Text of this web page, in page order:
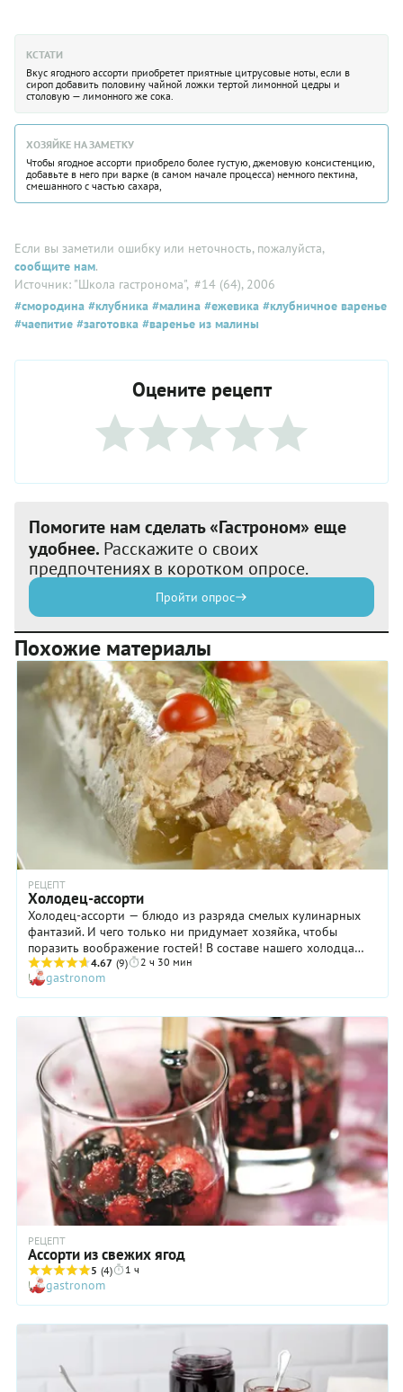
КСТАТИ
Вкус ягодного ассорти приобретет приятные цитрусовые ноты, если в
сироп добавить половину чайной ложки тертой лимонной цедры и
столовую — лимонного же сока.
ХОЗЯЙКЕ НА ЗАМЕТКУ
Чтобы ягодное ассорти приобрело более густую, джемовую консистенцию,
добавьте в него при варке (в самом начале процесса) немного пектина,
смешанного с частью сахара,
Если вы заметили ошибку или неточность, пожалуйста,
сообщите нам.
Источник: "Школа гастронома", #14 (64), 2006
#смородина #клубника #малина #ежевика #клубничное варенье
#чаепитие #заготовка #варенье из малины
Оцените рецепт
Помогите нам сделать «Гастроном» еще
удобнее. Расскажите о своих
предпочтениях в коротком опросе.
Пройти опрос
Похожие материалы
РЕЦЕПТ
Холодец-ассорти
Холодец-ассорти — блюдо из разряда смелых кулинарных
фантазий. И чего только ни придумает хозяйка, чтобы
поразить воображение гостей! В составе нашего холодца
говядина «встречается» со свининой и курицей, поэтому
вкус получается невероятно богатым и насыщенным.
Варится же такой холодец, как и любой другой, на
протяжении 5-6 часов, так что, в этом плане все как обычно.
Хотите сделать холодец-ассорти более эффектным внешне?
Разложите по формочкам с мясом кусочки сваренного
вкрутую яйца, овощей и лишь затем заливайте бульоном.
Кстати, в данном случае это лучше делать в два этапа.
Сначала аккуратно залейте ингредиенты тонким слоем
бульона и уберите в холодильник на 1 час. Когда
содержимое формы зафиксируется, добавьте оставшийся
бульон. После чего отправьте холодец-ассорти в
холодильник и дождитесь полного застывания.
4.67 (9) 2 ч 30 мин
gastronom
РЕЦЕПТ
Ассорти из свежих ягод
5 (4) 1 ч
gastronom